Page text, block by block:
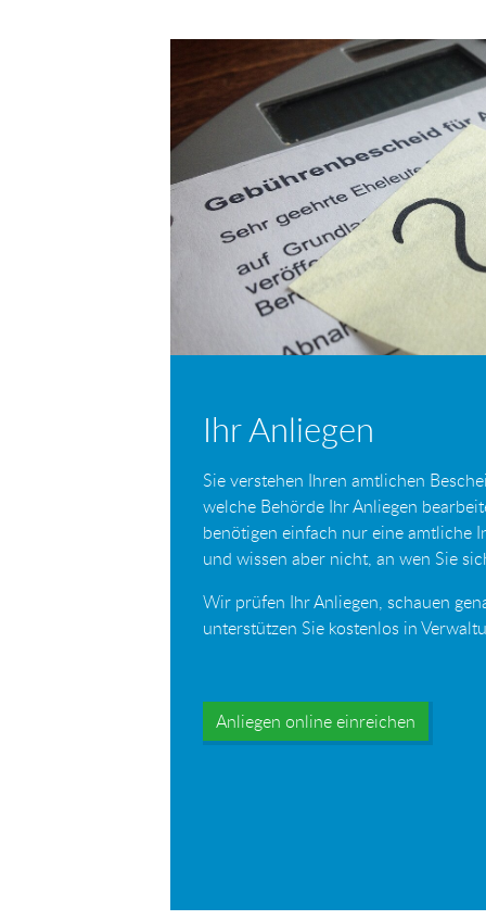
E-
Mail
Facebook
Twitter
Ihr Anliegen
Sie verstehen Ihren amtlichen
welche Behörde Ihr Anliegen
benötigen einfach nur eine amtliche
und wissen aber nicht, an wen Sie
Wir prüfen Ihr Anliegen, schauen
unterstützen Sie kostenlos in
Anliegen online einreichen